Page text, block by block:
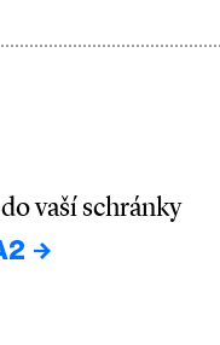
vaší schránky